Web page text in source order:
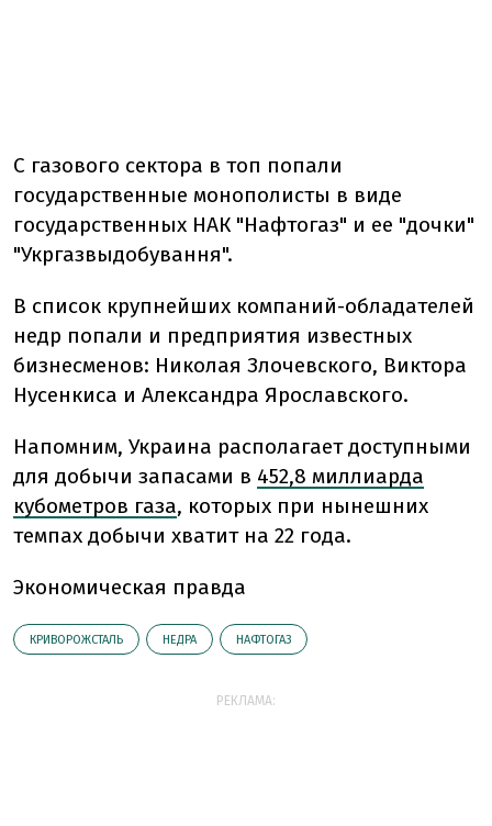
С газового сектора в топ попали
государственные монополисты в виде
государственных НАК "Нафтогаз" и ее "дочки"
"Укргазвыдобування".
В список крупнейших компаний-обладателей
недр попали и предприятия известных
бизнесменов: Николая Злочевского, Виктора
Нусенкиса и Александра Ярославского.
Напомним, Украина располагает доступными
для добычи запасами в 452,8 миллиарда
кубометров газа, которых при нынешних
темпах добычи хватит на 22 года.
Экономическая правда
КРИВОРОЖСТАЛЬ НЕДРА НАФТОГАЗ
РЕКЛАМА: